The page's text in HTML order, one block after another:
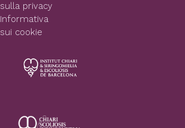
sulla privacy
Informativa
sui cookie